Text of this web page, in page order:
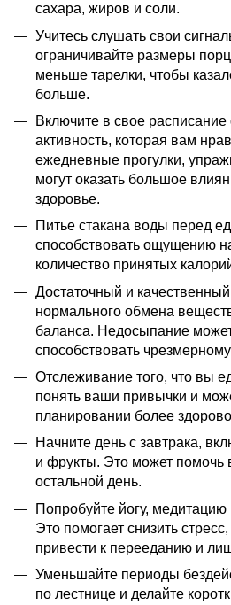
сахара, жиров и соли.
Учитесь слушать свои
ограничивайте размеры
меньше тарелки, чтобы
больше.
Включите в свое
активность, которая вам
ежедневные прогулки,
могут оказать большое
здоровье.
Питье стакана воды перед
способствовать ощущению
количество принятых
Достаточный и
нормального обмена
баланса. Недосыпание
способствовать
Отслеживание того, что вы
понять ваши привычки и
планировании более
Начните день с завтрака,
и фрукты. Это может помочь
остальной день.
Попробуйте йогу,
Это помогает снизить
привести к перееданию и
Уменьшайте периоды
по лестнице и делайте